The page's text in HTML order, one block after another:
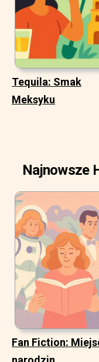
Tequila: Smak
Meksyku
Najnowsze
Fan Fiction: